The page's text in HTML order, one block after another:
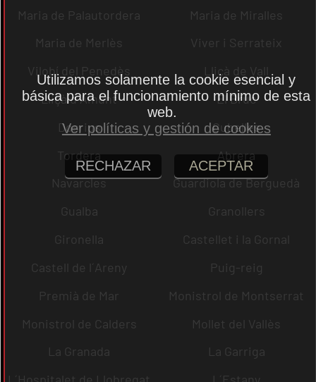
Maria de Palautordera
Maria de Miralles
Maria de Merlès
Viver i Serrateix
Vilobí del Penedès
Lliçà de Vall
Lliçà d´Amunt
El Bruc
Dosrius
Cubelles
Tordera
Abrera
Navarcles
Guardiola de Berguedà
Gualba
Granollers
Gironella
Castellet i la Gornal
Castell de l´Areny
Puig-reig
Premià de Mar
Monistrol de Montserrat
Monistrol de Calders
Mollet del Vallès
La Granada
La Garriga
Utilizamos solamente la cookie esencial y
básica para el funcionamiento mínimo de esta
web.
Ver políticas y gestión de cookies
RECHAZAR ACEPTAR